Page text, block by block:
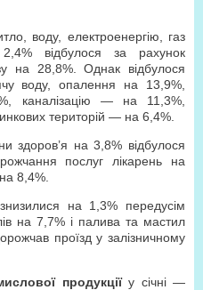
воду, електроенергію, газ
відбулося за рахунок
на 28,8%. Однак відбулося
воду, опалення на 13,9%,
каналізацію — на 11,3%,
територій — на 6,4%.
здоров’я на 3,8% відбулося
послуг лікарень на
8,4%.
на 1,3% передусім
на 7,7% і палива та мастил
проїзд у залізничному
продукціїу січні —